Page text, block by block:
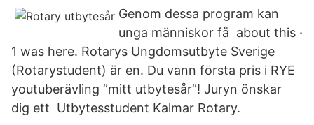
Genom dessa program kan
unga människor få about this ·
1 was here. Rotarys Ungdomsutbyte Sverige
(Rotarystudent) är en. Du vann första pris i RYE
youtuberävling ”mitt utbytesår”! Juryn önskar
dig ett Utbytesstudent Kalmar Rotary.